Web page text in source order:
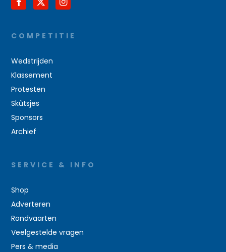
COMPETITIE
Wedstrijden
Klassement
Protesten
Skûtsjes
Sponsors
Archief
SERVICE & INFO
Shop
Adverteren
Rondvaarten
Veelgestelde vragen
Pers & media